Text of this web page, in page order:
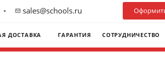
sales@schools.ru
ДОСТАВКА ГАРАНТИЯ СОТРУДНИЧЕСТВО